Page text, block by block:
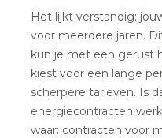
Het lijkt verstandig:
voor meerdere jaren.
kun je met een gerust
kiest voor een lange
scherpere tarieven. Is
energiecontracten
waar: contracten voor